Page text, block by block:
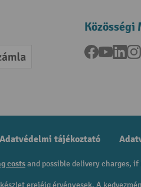
(Visa)
Számla
Közösségi
Facebook
YouTube
Adatvédelmi tájékoztató
costsand possible delivery charges,
erejéig érvényesek. A